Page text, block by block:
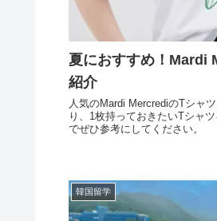
夏におすすめ！Mardi
紹介
人気のMardi MercrediのTシャ
り、1枚持っておきたいTシャ
でぜひ参考にしてください。
韓国留学